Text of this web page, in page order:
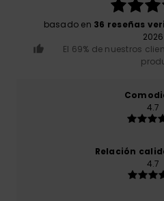
basado en 36 reseñas
2026
El 69% de nuestros
4.7
Relación
4.7